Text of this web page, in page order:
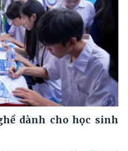
dành cho học sinh